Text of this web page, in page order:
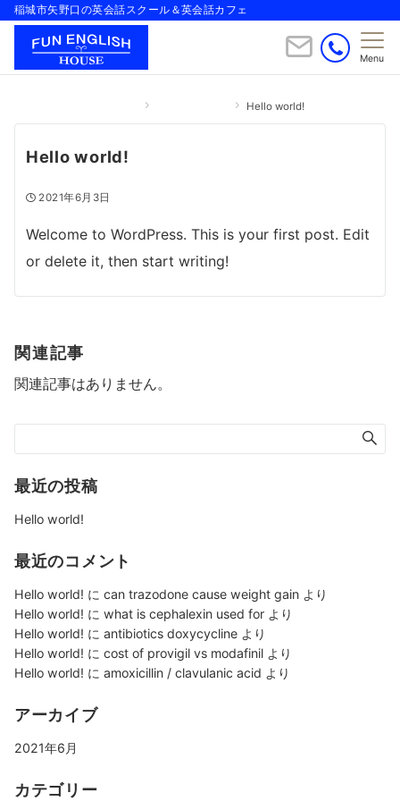
稲城市矢野口の英会話スクール＆英会話カフェ
Menu
Hello world!
Hello world!
2021年6月3日
Welcome to WordPress. This is your first post. Edit
or delete it, then start writing!
関連記事
関連記事はありません。
最近の投稿
Hello world!
最近のコメント
Hello world! に can trazodone cause weight gain より
Hello world! に what is cephalexin used for より
Hello world! に antibiotics doxycycline より
Hello world! に cost of provigil vs modafinil より
Hello world! に amoxicillin / clavulanic acid より
アーカイブ
2021年6月
カテゴリー